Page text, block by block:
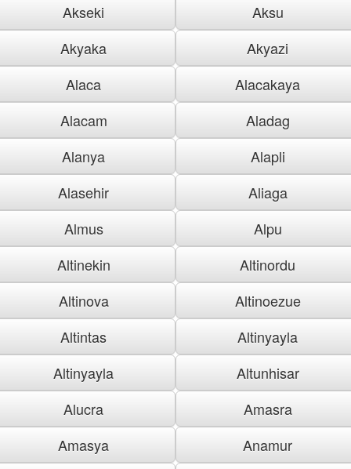
Akseki
Aksu
Akyaka
Akyazi
Alaca
Alacakaya
Alacam
Aladag
Alanya
Alapli
Alasehir
Aliaga
Almus
Alpu
Altinekin
Altinordu
Altinova
Altinoezue
Altintas
Altinyayla
Altinyayla
Altunhisar
Alucra
Amasra
Amasya
Anamur